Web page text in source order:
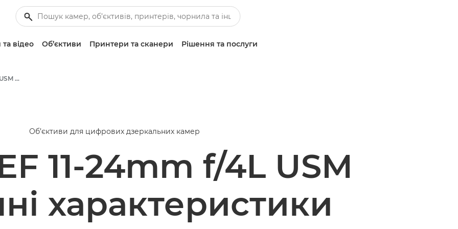
відео Об’єктиви Принтери та сканери Рішення та послуги
Canon EF 11-24mm f/4L USM - Lenses - Camera & Photo lenses
Об’єктиви для цифрових дзеркальних камер
11-24mm f/4L USM
характеристики